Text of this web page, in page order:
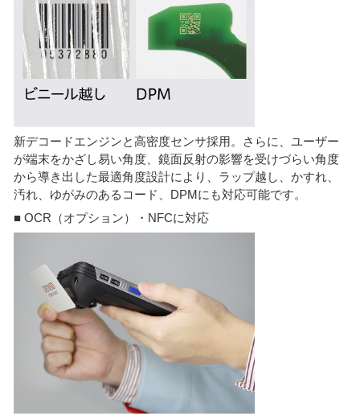
新デコードエンジンと高密度センサ採用。さらに、ユーザー
が端末をかざし易い角度、鏡面反射の影響を受けづらい角度
から導き出した最適角度設計により、ラップ越し、かすれ、
汚れ、ゆがみのあるコード、DPMにも対応可能です。
■ OCR（オプション）・NFCに対応